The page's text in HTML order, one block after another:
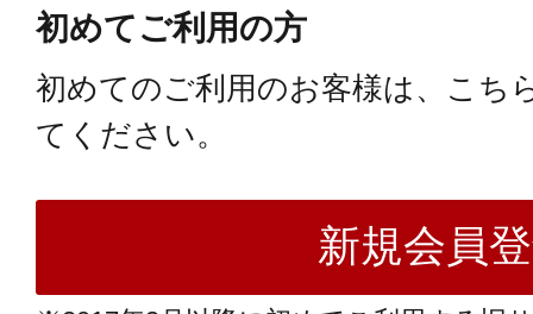
初めてご利用の方
初めてのご利用のお客様は、こち
てください。